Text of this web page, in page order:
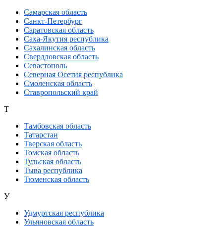
Самарская область
Санкт-Петербург
Саратовская область
Саха-Якутия республика
Сахалинская область
Свердловская область
Севастополь
Северная Осетия республика
Смоленская область
Ставропольский край
Т
Тамбовская область
Татарстан
Тверская область
Томская область
Тульская область
Тыва республика
Тюменская область
У
Удмуртская республика
Ульяновская область